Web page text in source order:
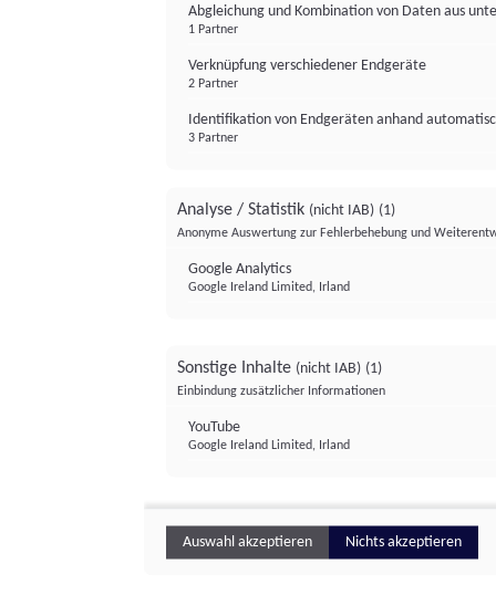
Abgleichung und Kombination von Daten aus
1 Partner
Verknüpfung verschiedener Endgeräte
2 Partner
Identifikation von Endgeräten anhand
3 Partner
Analyse / Statistik (nicht IAB) (1)
Anonyme Auswertung zur Fehlerbehebung und
Google Analytics
Google Ireland Limited, Irland
Sonstige Inhalte (nicht IAB) (1)
Einbindung zusätzlicher Informationen
YouTube
Google Ireland Limited, Irland
Auswahl akzeptieren Nichts akzeptieren